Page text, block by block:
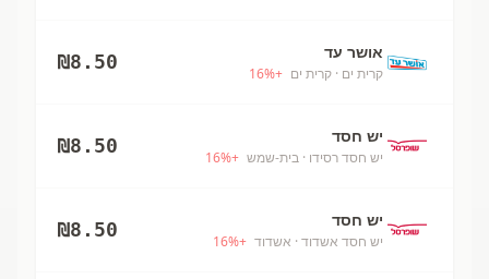
אושר עד
קרית ים · קרית ים +
16%
₪8.50
יש חסד
יש חסד רסידו · בית-שמש +
16%
₪8.50
יש חסד
יש חסד אשדוד · אשדוד +
16%
₪8.50